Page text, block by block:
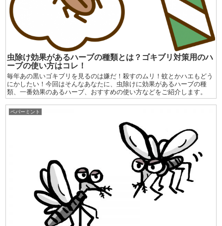
虫除け効果があるハーブの種類とは？ゴキブリ対策用のハ
ーブの使い方はコレ！
毎年あの黒いゴキブリを見るのは嫌だ！殺すのムリ！蚊とかハエもどう
にかしたい！今回はそんなあなたに、虫除けに効果があるハーブの種
類、一番効果のあるハーブ、おすすめの使い方などをご紹介します。
ペパーミント